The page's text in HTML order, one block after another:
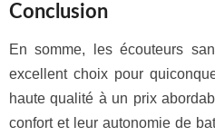
Conclusion
En somme, les écouteurs
excellent choix pour
haute qualité à un prix
confort et leur autonomie de